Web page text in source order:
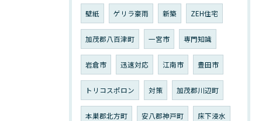
壁紙 ゲリラ豪雨 新築 ZEH住宅
加茂郡八百津町 一宮市 専門知識
岩倉市 迅速対応 江南市 豊田市
トリコスポロン 対策 加茂郡川辺町
本巣郡北方町 安八郡神戸町 床下浸水